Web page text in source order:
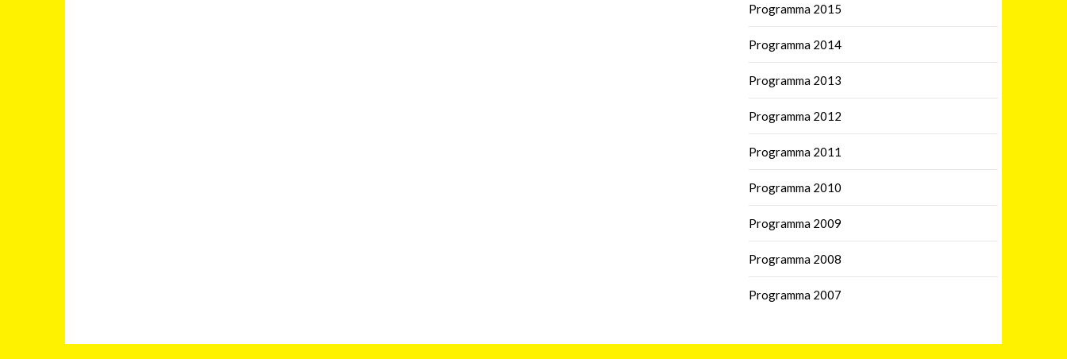
Programma 2015
Programma 2014
Programma 2013
Programma 2012
Programma 2011
Programma 2010
Programma 2009
Programma 2008
Programma 2007